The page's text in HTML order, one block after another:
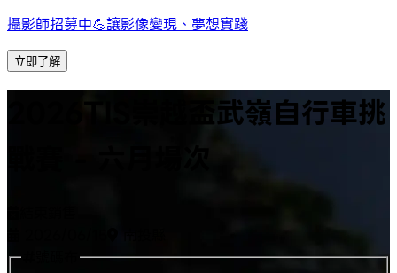
攝影師招募中💪讓影像變現、夢想實踐
立即了解
2026TIS崇越盃武嶺自行車挑